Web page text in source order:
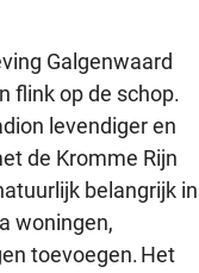
Galgenwaard
flink op de schop.
levendiger en
de Kromme Rijn
belangrijk in
woningen,
toevoegen. Het